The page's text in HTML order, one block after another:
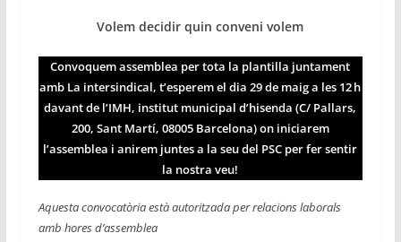
Volem decidir quin conveni volem
Convoquem assemblea per tota la plantilla juntament
amb La intersindical,t’esperemel dia 29 de maig a les 12 h
davant de l’IMH, institut municipal d’hisenda (C/ Pallars,
200, Sant Martí, 08005 Barcelona) on iniciarem
l’assemblea i anirem juntes a la seu del PSC per fer sentir
la nostra veu!
Aquesta convocatòria està autoritzada per relacions laborals
amb hores d’assemblea